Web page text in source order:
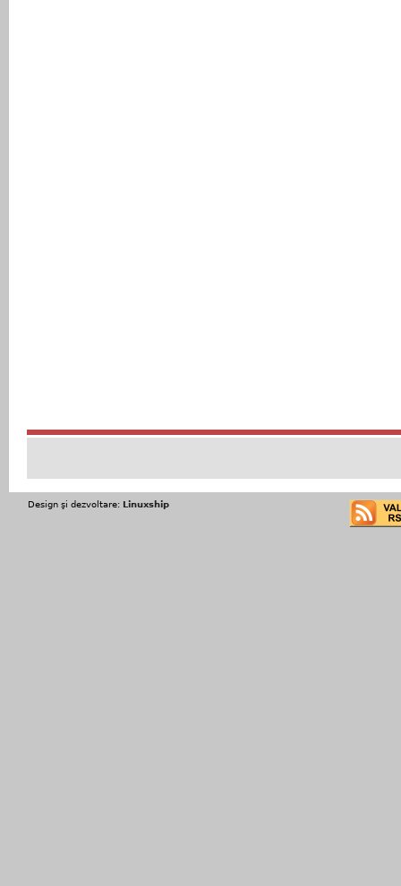
Design şi dezvoltare: Linuxship